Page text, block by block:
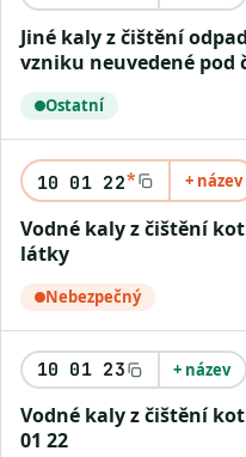
Jiné kaly z čištění odpadních vod v místě jejich
vzniku neuvedené pod
Ostatní
10 01 22* + název
Vodné kaly z čištění kotlů obsahující nebezpečné
látky
Nebezpečný
10 01 23 + název
Vodné kaly z čištění kotlů neuvedené pod číslem 10
01 22